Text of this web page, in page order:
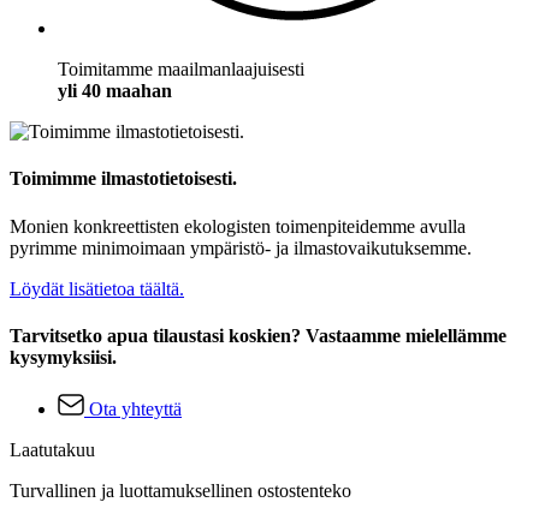
Toimitamme maailmanlaajuisesti
yli 40 maahan
Toimimme ilmastotietoisesti.
Monien konkreettisten ekologisten toimenpiteidemme avulla
pyrimme minimoimaan ympäristö- ja ilmastovaikutuksemme.
Löydät lisätietoa täältä.
Tarvitsetko apua tilaustasi koskien? Vastaamme mielellämme
kysymyksiisi.
Ota yhteyttä
Laatutakuu
Turvallinen ja luottamuksellinen ostostenteko